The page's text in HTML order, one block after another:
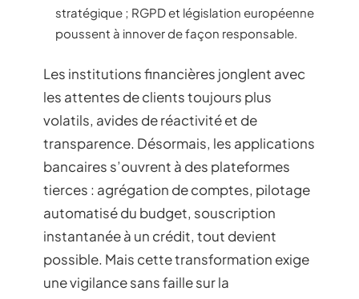
stratégique ; RGPD et législation européenne
poussent à innover de façon responsable.
Les institutions financières jonglent avec
les attentes de clients toujours plus
volatils, avides de réactivité et de
transparence. Désormais, les applications
bancaires s’ouvrent à des plateformes
tierces : agrégation de comptes, pilotage
automatisé du budget, souscription
instantanée à un crédit, tout devient
possible. Mais cette transformation exige
une vigilance sans faille sur la